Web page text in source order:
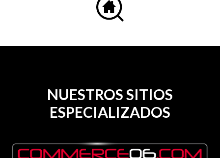
NUESTROS SITIOS
ESPECIALIZADOS